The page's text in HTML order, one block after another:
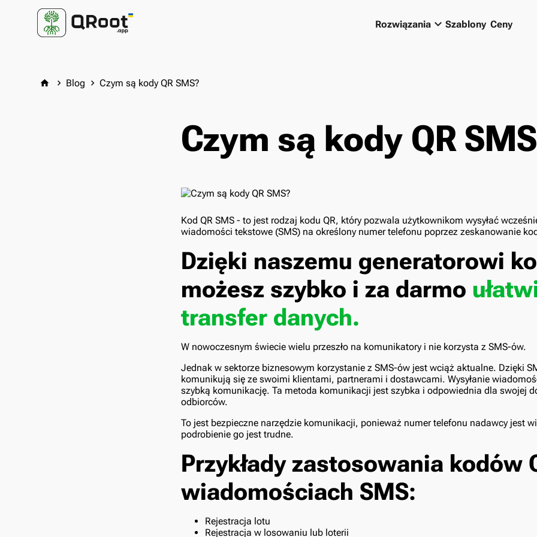
Rozwiązaniakeyboard_arrow_down Szablony Ceny
home keyboard_arrow_right Blog keyboard_arrow_right Czym są kody QR SMS?
Czym są kody QR
Kod QR SMS - to jest rodzaj kodu QR, który pozwala użytkownikom wysyłać
wiadomości tekstowe (SMS) na określony numer telefonu poprzez zeskanowanie
Dzięki naszemu generatorowi
możesz szybko i za darmo
transfer danych.
W nowoczesnym świecie wielu przeszło na komunikatory i nie korzysta z SMS-ów.
Jednak w sektorze biznesowym korzystanie z SMS-ów jest wciąż aktualne. Dzięki
komunikują się ze swoimi klientami, partnerami i dostawcami. Wysyłanie
szybką komunikację. Ta metoda komunikacji jest szybka i odpowiednia dla swojej
odbiorców.
To jest bezpieczne narzędzie komunikacji, ponieważ numer telefonu nadawcy jest
podrobienie go jest trudne.
Przykłady zastosowania kodów
wiadomościach SMS:
Rejestracja lotu
Rejestracja w losowaniu lub loterii